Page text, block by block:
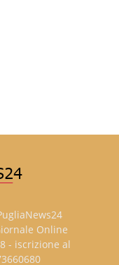
Online
- iscrizione al